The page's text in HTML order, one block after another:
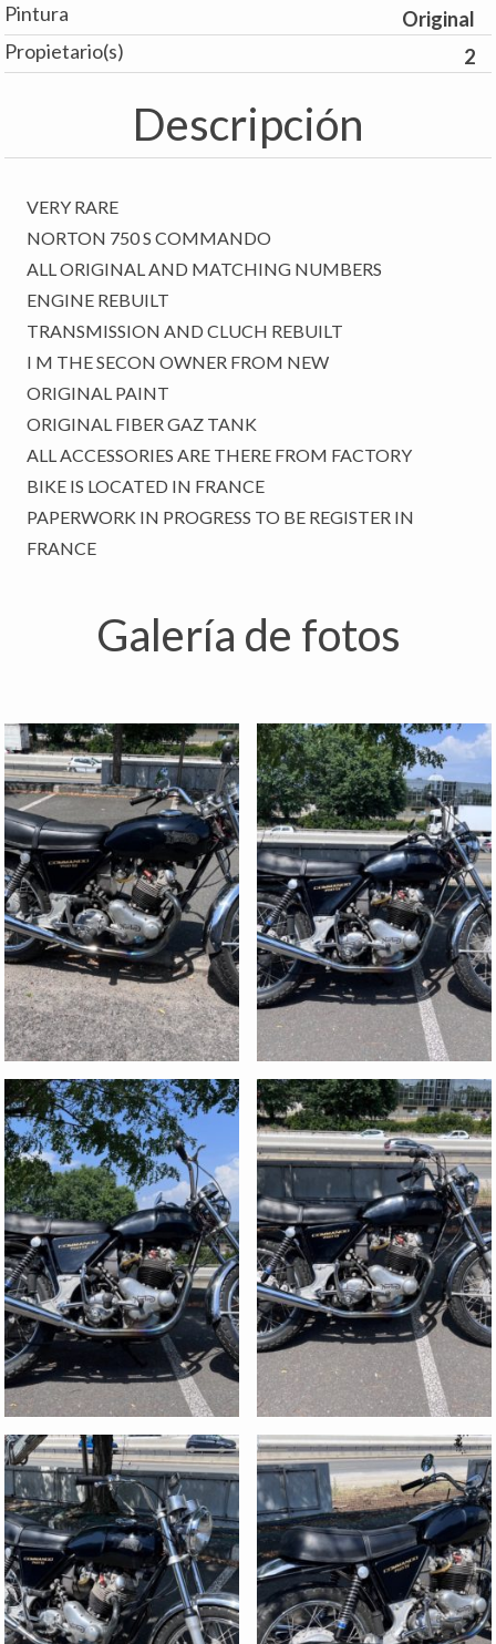
Pintura
Original
Propietario(s)
2
Descripción
VERY RARE
NORTON 750 S COMMANDO
ALL ORIGINAL AND MATCHING NUMBERS
ENGINE REBUILT
TRANSMISSION AND CLUCH REBUILT
I M THE SECON OWNER FROM NEW
ORIGINAL PAINT
ORIGINAL FIBER GAZ TANK
ALL ACCESSORIES ARE THERE FROM FACTORY
BIKE IS LOCATED IN FRANCE
PAPERWORK IN PROGRESS TO BE REGISTER IN
FRANCE
Galería de fotos